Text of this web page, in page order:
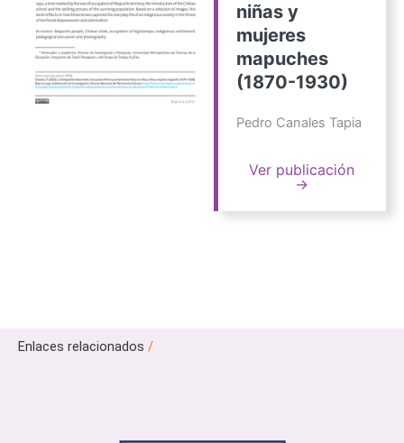
niñas y
mujeres
mapuches
(1870-1930)
Pedro Canales Tapia
Ver publicación
→
Enlaces relacionados /